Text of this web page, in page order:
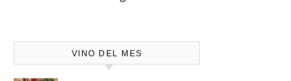
VINO DEL MES